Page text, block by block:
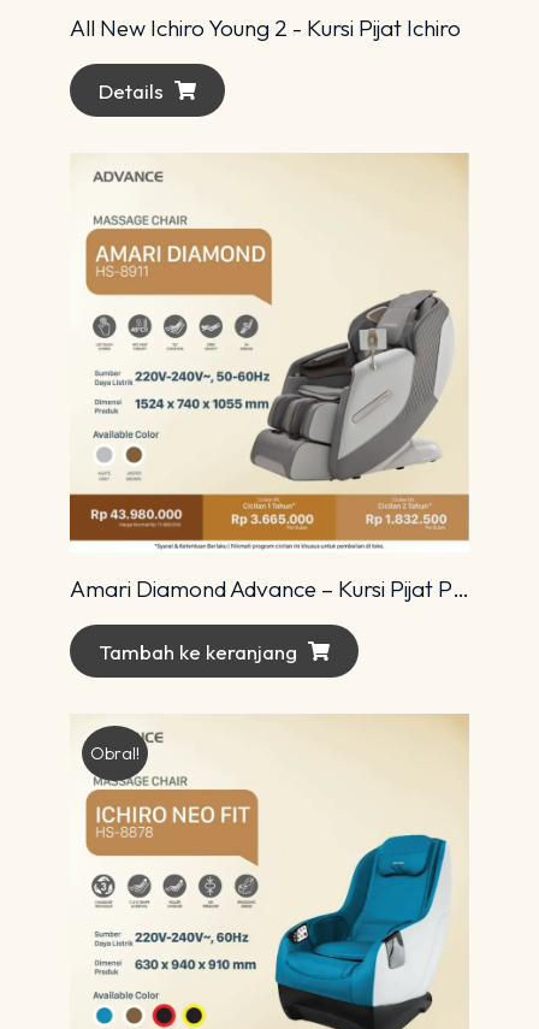
All New Ichiro Young 2 - Kursi Pijat Ichiro
Details
Amari Diamond Advance – Kursi Pijat Premium dengan Teknologi 4D Modern
Tambah ke keranjang
Obral!